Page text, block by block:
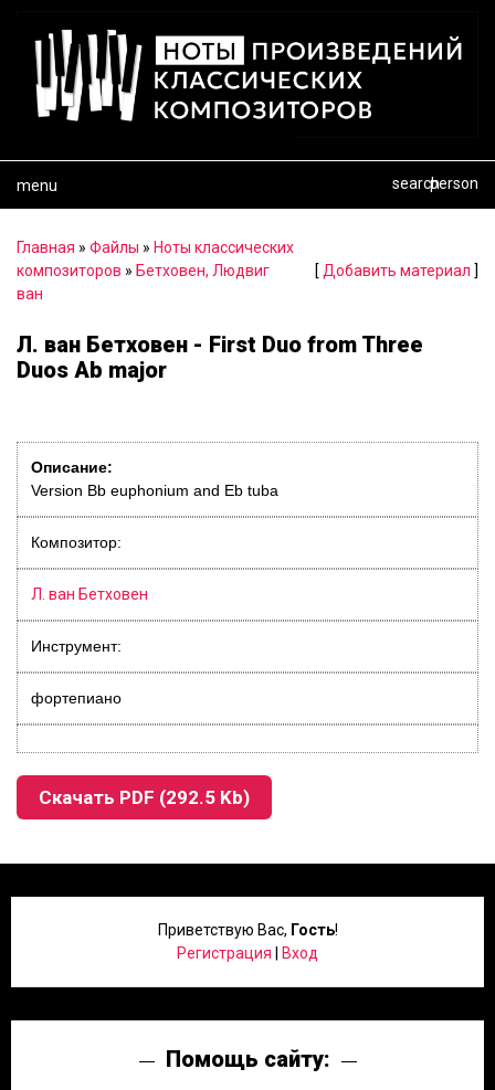
menu person
search
Главная » Файлы » Ноты классических
композиторов » Бетховен, Людвиг
ван
[ Добавить материал ]
Л. ван Бетховен - First Duo from Three
Duos Ab major
Описание:
Version Bb euphonium and Eb tuba
Композитор:
Л. ван Бетховен
Инструмент:
фортепиано
Скачать PDF (292.5 Kb)
Приветствую Вас, Гость!
Регистрация
Вход
Помощь сайту: